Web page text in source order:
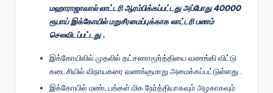
மஹாராஜாவால் லாட்டரி ஆரம்பிக்கப்பட்டது அப்போது 40000
ரூபாய் இக்கோயில் மறுசீரமைப்புக்காக லாட்டரி பணம்
செலவிடப்பட்டது .
இக்கோயிலில் முதலில் தட்சணாமூர்த்தியை வணங்கி விட்டு
கடைசியில் விநாயகரை வணங்குமாறு அமைக்கப்பட்டுள்ளது .
இக்கோயில் மண்டபங்கள் மிக நேர்த்தியாகவும் அழகாகவும்